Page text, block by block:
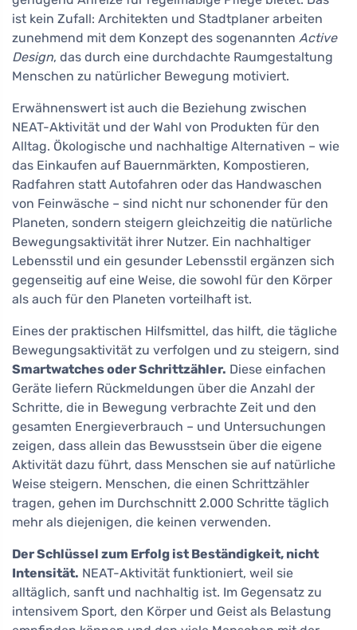
ist kein Zufall: Architekten und Stadtplaner arbeiten
zunehmend mit dem Konzept des sogenannten Active
Design, das durch eine durchdachte Raumgestaltung
Menschen zu natürlicher Bewegung motiviert.
Erwähnenswert ist auch die Beziehung zwischen
NEAT-Aktivität und der Wahl von Produkten für den
Alltag. Ökologische und nachhaltige Alternativen – wie
das Einkaufen auf Bauernmärkten, Kompostieren,
Radfahren statt Autofahren oder das Handwaschen
von Feinwäsche – sind nicht nur schonender für den
Planeten, sondern steigern gleichzeitig die natürliche
Bewegungsaktivität ihrer Nutzer. Ein nachhaltiger
Lebensstil und ein gesunder Lebensstil ergänzen sich
gegenseitig auf eine Weise, die sowohl für den Körper
als auch für den Planeten vorteilhaft ist.
Eines der praktischen Hilfsmittel, das hilft, die tägliche
Bewegungsaktivität zu verfolgen und zu steigern, sind
Smartwatches oder Schrittzähler. Diese einfachen
Geräte liefern Rückmeldungen über die Anzahl der
Schritte, die in Bewegung verbrachte Zeit und den
gesamten Energieverbrauch – und Untersuchungen
zeigen, dass allein das Bewusstsein über die eigene
Aktivität dazu führt, dass Menschen sie auf natürliche
Weise steigern. Menschen, die einen Schrittzähler
tragen, gehen im Durchschnitt 2.000 Schritte täglich
mehr als diejenigen, die keinen verwenden.
Der Schlüssel zum Erfolg ist Beständigkeit, nicht
Intensität. NEAT-Aktivität funktioniert, weil sie
alltäglich, sanft und nachhaltig ist. Im Gegensatz zu
intensivem Sport, den Körper und Geist als Belastung